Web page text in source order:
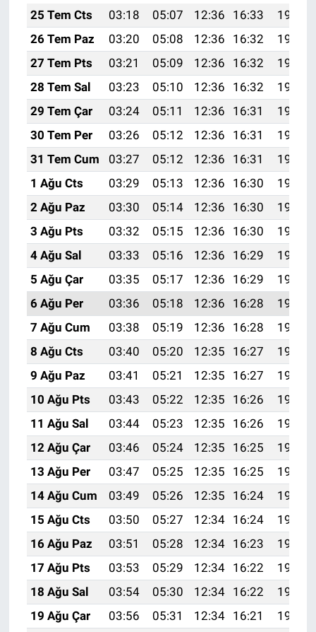
25 Tem Cts
03:18 05:07 12:36 16:33
19:56
26 Tem Paz
03:20 05:08 12:36 16:32
19:55
27 Tem Pts
03:21 05:09 12:36 16:32
19:54
28 Tem Sal
03:23 05:10 12:36 16:32
19:53
29 Tem Çar
03:24 05:11 12:36 16:31
19:52
30 Tem Per
03:26 05:12 12:36 16:31
19:51
31 Tem Cum
03:27 05:12 12:36 16:31
19:50
1 Ağu Cts
03:29 05:13 12:36 16:30
19:49
2 Ağu Paz
03:30 05:14 12:36 16:30
19:48
3 Ağu Pts
03:32 05:15 12:36 16:30
19:47
4 Ağu Sal
03:33 05:16 12:36 16:29
19:46
5 Ağu Çar
03:35 05:17 12:36 16:29
19:44
6 Ağu Per
03:36 05:18 12:36 16:28
19:43
7 Ağu Cum
03:38 05:19 12:36 16:28
19:42
8 Ağu Cts
03:40 05:20 12:35 16:27
19:41
9 Ağu Paz
03:41 05:21 12:35 16:27
19:40
10 Ağu Pts
03:43 05:22 12:35 16:26
19:38
11 Ağu Sal
03:44 05:23 12:35 16:26
19:37
12 Ağu Çar
03:46 05:24 12:35 16:25
19:36
13 Ağu Per
03:47 05:25 12:35 16:25
19:34
14 Ağu Cum
03:49 05:26 12:35 16:24
19:33
15 Ağu Cts
03:50 05:27 12:34 16:24
19:32
16 Ağu Paz
03:51 05:28 12:34 16:23
19:30
17 Ağu Pts
03:53 05:29 12:34 16:22
19:29
18 Ağu Sal
03:54 05:30 12:34 16:22
19:27
19 Ağu Çar
03:56 05:31 12:34 16:21
19:26